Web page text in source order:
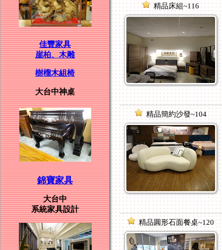
佳豐家具
崖柏、木雕
樹榴木組椅
大台中神桌
錦寶家具
大台中
系統家具設計
精品床組~116
精品簡約沙發~104
精品圓形石面餐桌~120